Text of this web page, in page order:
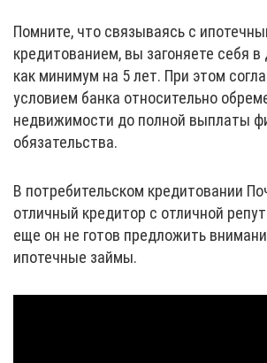
Помните, что связываясь с
кредитованием, вы загоняете себя в
как минимум на 5 лет. При этом
условием банка относительно
недвижимости до полной выплаты
обязательства.
В потребительском кредитовании
отличный кредитор с отличной
еще он не готов предложить
ипотечные займы.